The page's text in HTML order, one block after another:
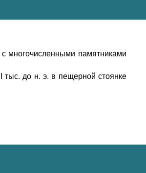
многочисленными памятниками
тыс. до н. э. в пещерной стоянке